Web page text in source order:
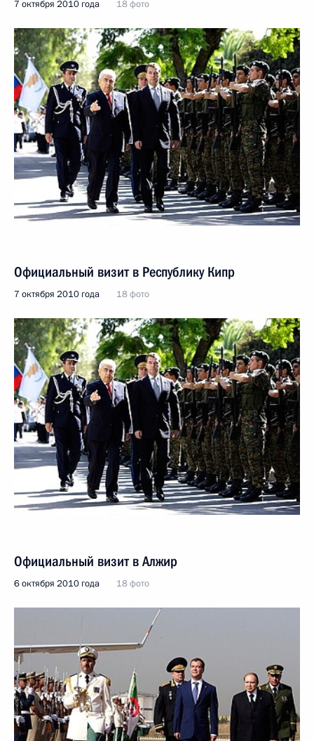
7 октября 2010 года 18 фото
Официальный визит в Республику Кипр
7 октября 2010 года 18 фото
Официальный визит в Алжир
6 октября 2010 года 18 фото